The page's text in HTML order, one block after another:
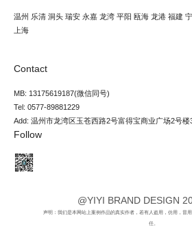
温州 乐清 洞头 瑞安 永嘉 龙湾 平阳 瓯海 龙港 福建
上海
Contact
MB: 13175619187(微信同号)
Tel: 0577-89881229
Add: 温州市龙湾区玉苍西路2号富得宝商业广场2号楼
Follow
@YIYI BRAND DESIGN
声明：我们是本网站上案例作品的真实作者，若有人盗用，仿用，冒
任。